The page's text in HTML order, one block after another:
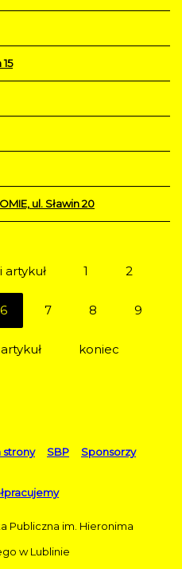
ul. Sławin 20
1 2
6 7 8 9
koniec
strony SBP Sponsorzy
Publiczna im. Hieronima
w Lublinie